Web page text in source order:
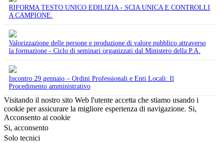
RIFORMA TESTO UNICO EDILIZIA - SCIA UNICA E CONTROLLI
A CAMPIONE.
Valorizzazione delle persone e produzione di valore pubblico attraverso
la formazione - Ciclo di seminari organizzati dal Ministero della P.A.
Incontro 29 gennaio – Ordini Professionali e Enti Locali: Il
Procedimento amministrativo
Visitando il nostro sito Web l'utente accetta che stiamo usando i
cookie per assicurare la migliore esperienza di navigazione. Si,
Acconsento ai cookie
Si, acconsento
Solo tecnici